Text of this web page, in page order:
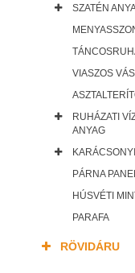
SZATÉN
VIASZOS
RUHÁZATI
ANYAG
PÁRNA
HÚSVÉTI
PARAFA
RÖVIDÁRU